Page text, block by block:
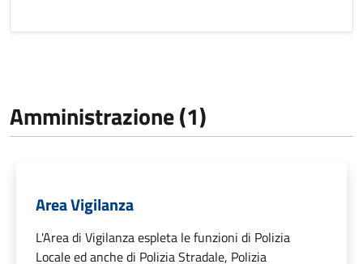
Amministrazione (1)
Area Vigilanza
L'Area di Vigilanza espleta le funzioni di Polizia
Locale ed anche di Polizia Stradale, Polizia